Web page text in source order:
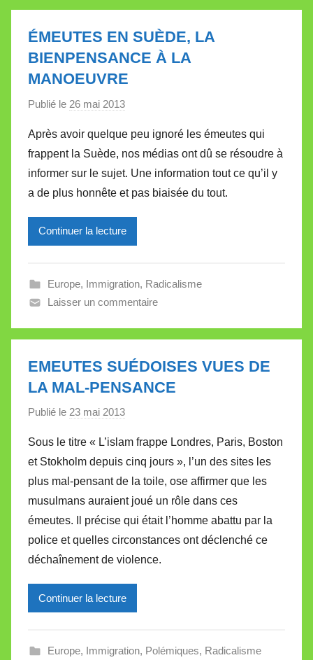
e
t
e
ÉMEUTES EN SUÈDE, LA
BIENPENSANCE À LA
MANOEUVRE
Publié le 26 mai 2013
r
M
i
r
i
l
e
V
l
l
t
Après avoir quelque peu ignoré les émeutes qui
frappent la Suède, nos médias ont dû se résoudre à
informer sur le sujet. Une information tout ce qu’il y
a de plus honnête et pas biaisée du tout.
Continuer la lecture
Europe, Immigration, Radicalisme
Laisser un commentaire
EMEUTES SUÉDOISES VUES DE
LA MAL-PENSANCE
Publié le 23 mai 2013
r
M
i
r
e
i
l
e
V
l
Sous le titre « L’islam frappe Londres, Paris, Boston
et Stokholm depuis cinq jours », l’un des sites les
plus mal-pensant de la toile, ose affirmer que les
musulmans auraient joué un rôle dans ces
émeutes. Il précise qui était l’homme abattu par la
police et quelles circonstances ont déclenché ce
déchaînement de violence.
Continuer la lecture
Europe, Immigration, Polémiques, Radicalisme